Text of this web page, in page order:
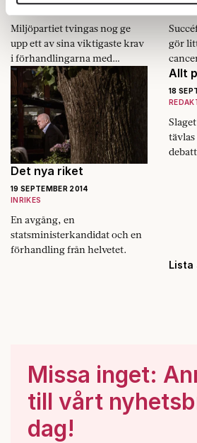
annons- och analysföretag som vi
Dessa kan i sin tur kombinera
information som du har
samlat in när du har använt deras
Om du vill läsa mer om hur vi
kan du göra dethär.
Miljöpartiet tvingas nog ge
upp ett av sina viktigaste krav
i förhandlingarna med
socialdemokraterna.
gör
Det nya riket
19 SEPTEMBER 2014
INRIKES
En avgång, en
statsministerkandidat och en
förhandling från helvetet.
Allt
18
Lista
Missa inget:
till vårt
dag!